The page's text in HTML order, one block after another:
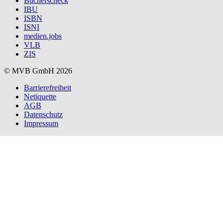
IBU
ISBN
ISNI
medien.jobs
VLB
ZIS
© MVB GmbH 2026
Barrierefreiheit
Netiquette
AGB
Datenschutz
Impressum